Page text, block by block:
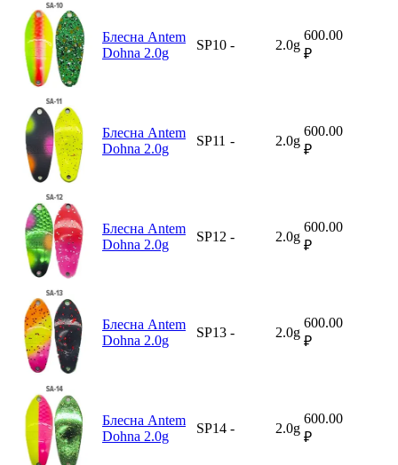
Блесна Antem
Dohna 2.0g
SP10 - 2.0g
600.00
₽
Блесна Antem
Dohna 2.0g
SP11 - 2.0g
600.00
₽
Блесна Antem
Dohna 2.0g
SP12 - 2.0g
600.00
₽
Блесна Antem
Dohna 2.0g
SP13 - 2.0g
600.00
₽
Блесна Antem
Dohna 2.0g
SP14 - 2.0g
600.00
₽